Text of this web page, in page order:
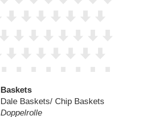
Baskets
Dale Baskets/​ Chip Baskets
Doppelrolle